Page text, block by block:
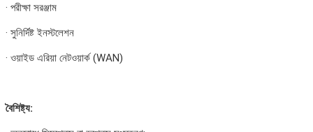
· পরীক্ষা সরঞ্জাম
· সুনির্দিষ্ট ইনস্টলেশন
· ওয়াইড এরিয়া নেটওয়ার্ক (WAN)
বৈশিষ্ট্য: